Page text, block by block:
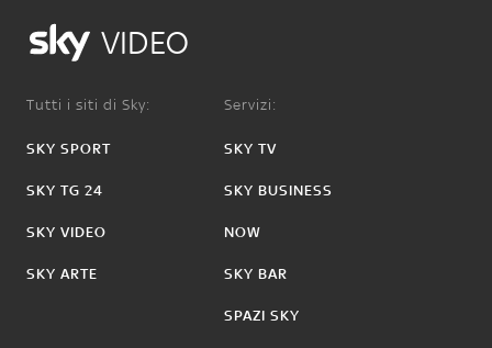
VIDEO
Tutti i siti di Sky:
SKY SPORT
SKY TG 24
SKY VIDEO
SKY ARTE
Servizi:
SKY TV
SKY BUSINESS
NOW
SKY BAR
SPAZI SKY